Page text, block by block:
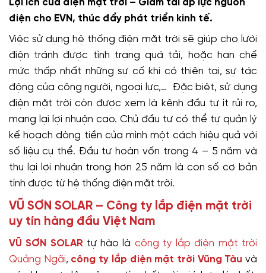
Lợi ích của điện mặt trời – Giảm tải áp lực nguồn
điện cho EVN, thúc đẩy phát triển kinh tế.
Việc sử dụng hệ thống điện mặt trời sẽ giúp cho lưới
điện tránh được tình trạng quá tải, hoặc hạn chế
mức thấp nhất những sự cố khi có thiên tai, sự tác
động của công người, ngoại lực,… Đặc biệt, sử dụng
điện mặt trời còn được xem là kênh đầu tư ít rủi ro,
mang lại lợi nhuận cao. Chủ đầu tư có thể tự quản lý
kế hoạch dòng tiền của mình một cách hiệu quả với
số liệu cụ thể. Đầu tư hoàn vốn trong 4 – 5 năm và
thu lại lợi nhuận trong hơn 25 năm là con số cơ bản
tính được từ hệ thống điện mặt trời.
VŨ SƠN SOLAR – Công ty lắp điện mặt trời
uy tín hàng đầu Việt Nam
VŨ SƠN SOLAR tự hào là công ty lắp điện mặt trời
Quảng Ngãi, công ty lắp điện mặt trời Vũng Tàu và